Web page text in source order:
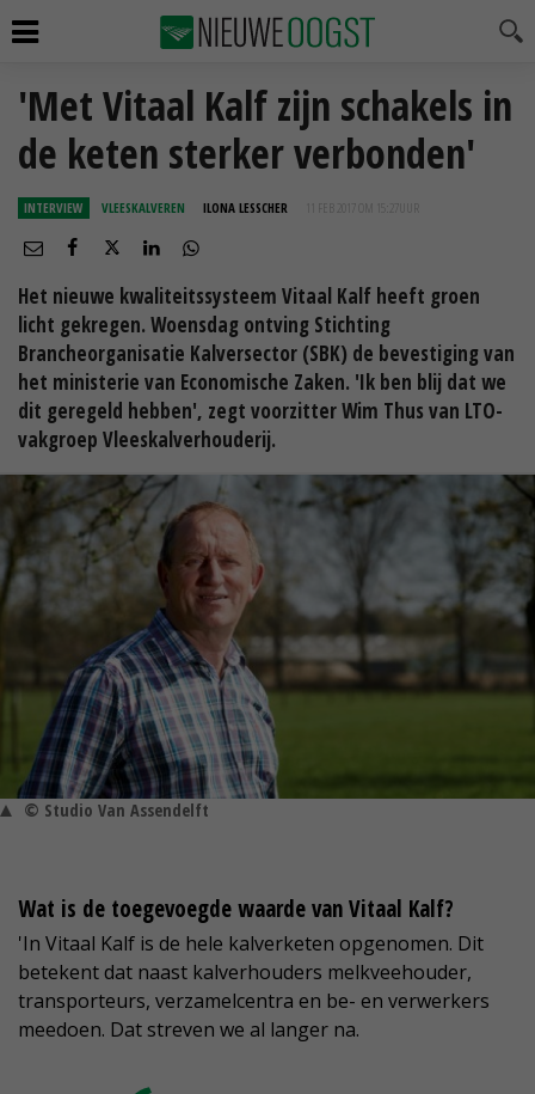
'Met Vitaal Kalf zijn schakels in
de keten sterker verbonden'
INTERVIEW VLEESKALVEREN ILONA LESSCHER 11 FEB 2017 OM 15:27
Het nieuwe kwaliteitssysteem Vitaal Kalf heeft groen
licht gekregen. Woensdag ontving Stichting
Brancheorganisatie Kalversector (SBK) de bevestiging van
het ministerie van Economische Zaken. 'Ik ben blij dat we
dit geregeld hebben', zegt voorzitter Wim Thus van LTO-
vakgroep Vleeskalverhouderij.
© Studio Van Assendelft
Wat is de toegevoegde waarde van Vitaal Kalf?
'In Vitaal Kalf is de hele kalverketen opgenomen. Dit
betekent dat naast kalverhouders melkveehouder,
transporteurs, verzamelcentra en be- en verwerkers
meedoen. Dat streven we al langer na.